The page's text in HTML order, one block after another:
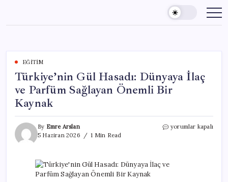
content
EĞITIM
Türkiye’nin Gül Hasadı: Dünyaya İlaç
ve Parfüm Sağlayan Önemli Bir
Kaynak
By Emre Arslan
5 Haziran 2026
1 Min Read
Türkiye’nin
yorumlar kapalı